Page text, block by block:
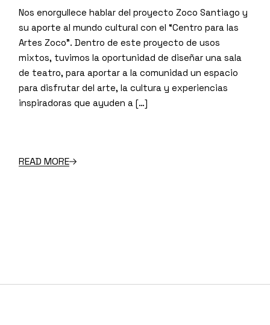
Nos enorgullece hablar del proyecto Zoco Santiago y
su aporte al mundo cultural con el “Centro para las
Artes Zoco”. Dentro de este proyecto de usos
mixtos, tuvimos la oportunidad de diseñar una sala
de teatro, para aportar a la comunidad un espacio
para disfrutar del arte, la cultura y experiencias
inspiradoras que ayuden a […]
READ MORE